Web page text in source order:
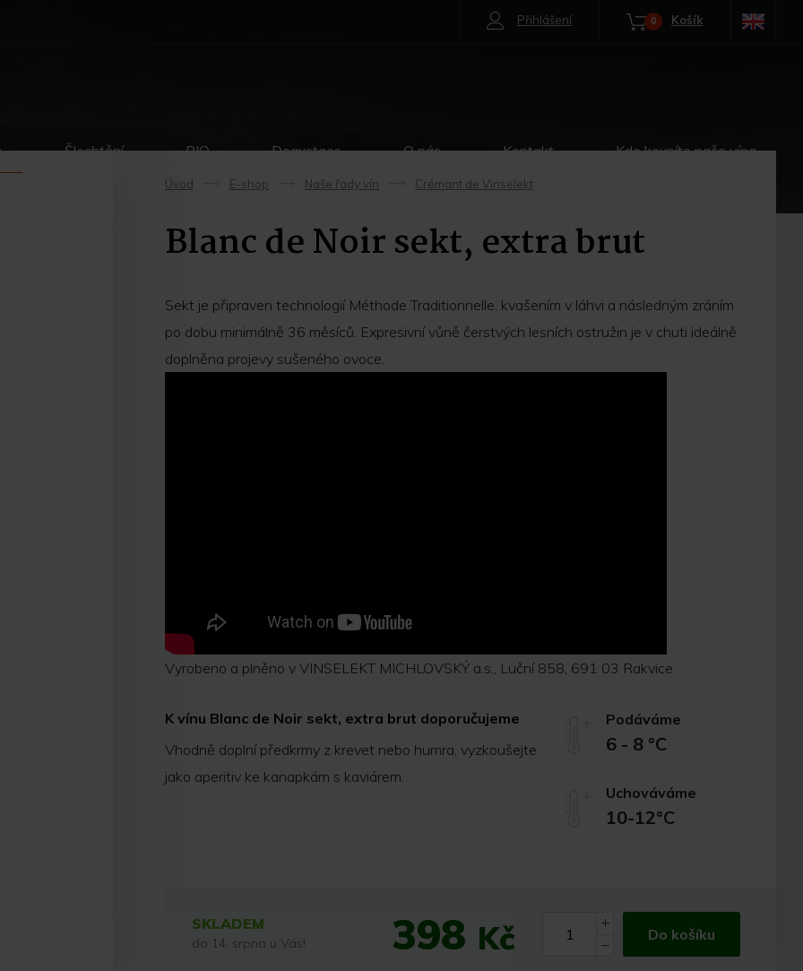
Košík
0
Přihlášení
Šlechtění BIO Degustace O nás Kontakt Kde koupíte naše vína
Úvod ->
E-shop ->
Naše řady vín ->
Crémant de Vinselekt
Blanc de Noir sekt, extra brut
Sekt je připraven technologií Méthode Traditionnelle, kvašením v láhvi a následným zráním
po dobu minimálně 36 měsíců. Expresivní vůně čerstvých lesních ostružin je v chuti ideálně
doplněna projevy sušeného ovoce.
Vyrobeno a plněno v VINSELEKT MICHLOVSKÝ a.s., Luční 858, 691 03 Rakvice
K vínu Blanc de Noir sekt, extra brut doporučujeme
Vhodně doplní předkrmy z krevet nebo humra, vyzkoušejte
jako aperitiv ke kanapkám s kaviárem.
Podáváme
6 - 8 °C
Uchováváme
10-12°C
SKLADEM
do 14. srpna u Vás! Do košíku
398 Kč